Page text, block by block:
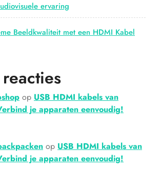
ervaring
Beeldkwaliteit met een HDMI Kabel
op USB HDMI kabels van
je apparaten eenvoudig!
op USB HDMI kabels van
je apparaten eenvoudig!